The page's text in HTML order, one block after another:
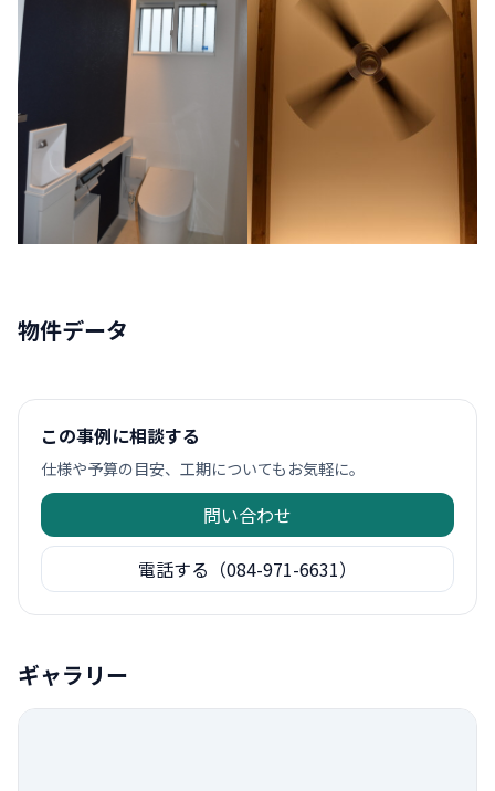
物件データ
この事例に相談する
仕様や予算の目安、工期についてもお気軽に。
問い合わせ
電話する（084-971-6631）
ギャラリー